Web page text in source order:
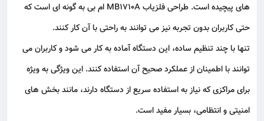
های پیچیده است. طراحی فلزیاب MB1710A ام بی به گونه‌ ای است که
حتی کاربران بدون تجربه نیز می‌ توانند به‌ راحتی با آن کار کنند.
تنها با چند تنظیم ساده، این دستگاه آماده به‌ کار می‌ شود و کاربران می‌
توانند با اطمینان از عملکرد صحیح آن استفاده کنند. این ویژگی به‌ ویژه
برای مراکزی که نیاز به استفاده سریع از دستگاه دارند، مانند بخش‌ های
امنیتی و انتظامی، بسیار مفید است.